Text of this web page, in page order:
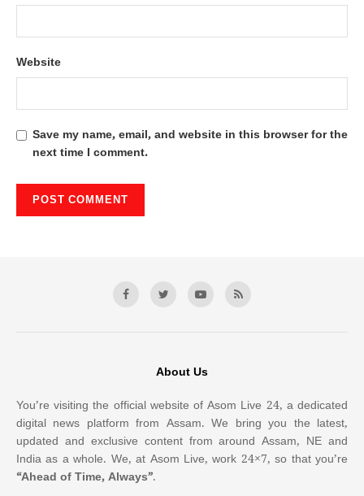
Website
Save my name, email, and website in this browser for the
next time I comment.
About Us
You’re visiting the official website of Asom Live 24, a dedicated
digital news platform from Assam. We bring you the latest,
updated and exclusive content from around Assam, NE and
India as a whole. We, at Asom Live, work 24×7, so that you’re
“Ahead of Time, Always”.